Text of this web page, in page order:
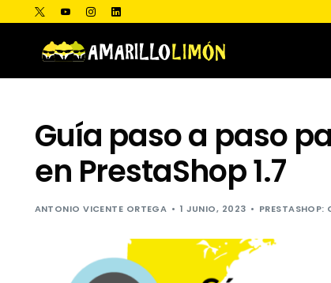
Guía paso a paso
en PrestaShop 1.7
ANTONIO VICENTE ORTEGA 1 JUNIO, 2023